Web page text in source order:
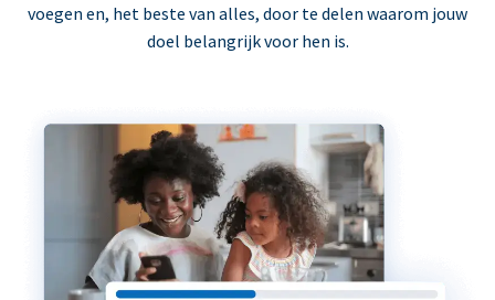
voegen en, het beste van alles, door te delen waarom jouw
doel belangrijk voor hen is.